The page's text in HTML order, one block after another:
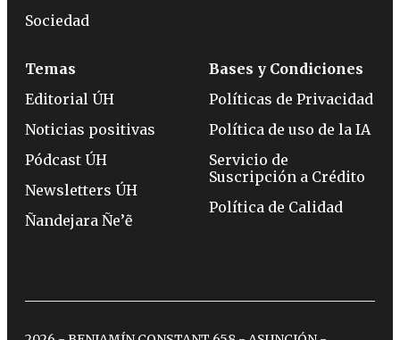
Sociedad
Temas
Editorial ÚH
Noticias positivas
Pódcast ÚH
Newsletters ÚH
Ñandejara Ñe’ẽ
Bases y Condiciones
Políticas de Privacidad
Política de uso de la IA
Servicio de
Suscripción a Crédito
Política de Calidad